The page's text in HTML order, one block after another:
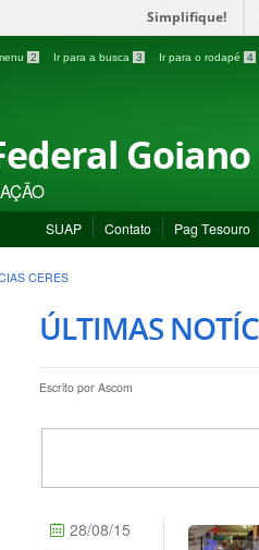
Simplifique!
2 Ir para a busca 3 Ir para o rodapé 4
Goiano
SUAP Contato Pag Tesouro
CERES
ÚLTIMAS
Escrito por Ascom
28/08/15